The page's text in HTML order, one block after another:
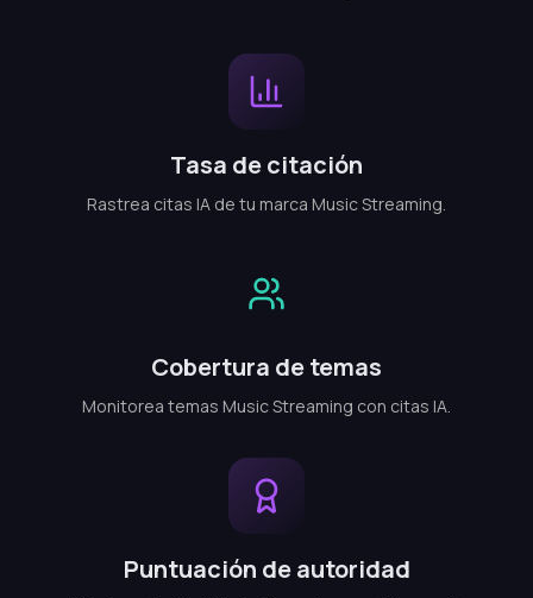
Tasa de citación
Rastrea citas IA de tu marca Music Streaming.
Cobertura de temas
Monitorea temas Music Streaming con citas IA.
Puntuación de autoridad